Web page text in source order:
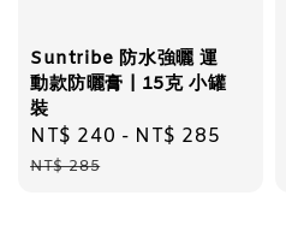
Suntribe 防水強曬 運
動款防曬膏 | 15克 小罐
裝
Sale
price
NT$ 240 - NT$ 285
NT$ 285